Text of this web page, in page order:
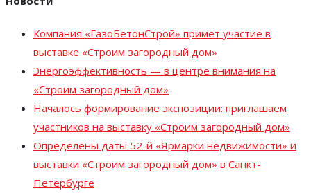
Компания «ГазоБетонСтрой» примет участие в
выставке «Строим загородный дом»
Энергоэффективность — в центре внимания на
«Строим загородный дом»
Началось формирование экспозиции: приглашаем
участников на выставку «Строим загородный дом»
Определены даты 52-й «Ярмарки недвижимости» и
выставки «Строим загородный дом» в Санкт-
Петербурге